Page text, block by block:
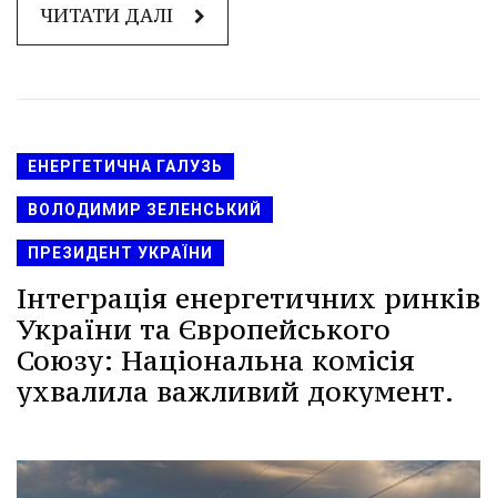
ЧИТАТИ ДАЛІ
ЕНЕРГЕТИЧНА ГАЛУЗЬ
ВОЛОДИМИР ЗЕЛЕНСЬКИЙ
ПРЕЗИДЕНТ УКРАЇНИ
Інтеграція енергетичних ринків
України та Європейського
Союзу: Національна комісія
ухвалила важливий документ.